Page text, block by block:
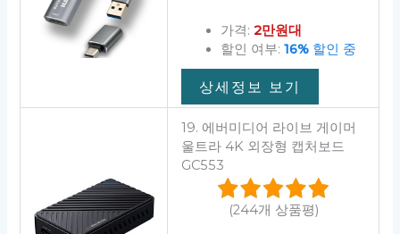
가격: 2만원대
할인 여부: 16%할인 중
상세정보 보기
19. 에버미디어 라이브 게이머
울트라 4K 외장형 캡처보드
GC553
(244개 상품평)